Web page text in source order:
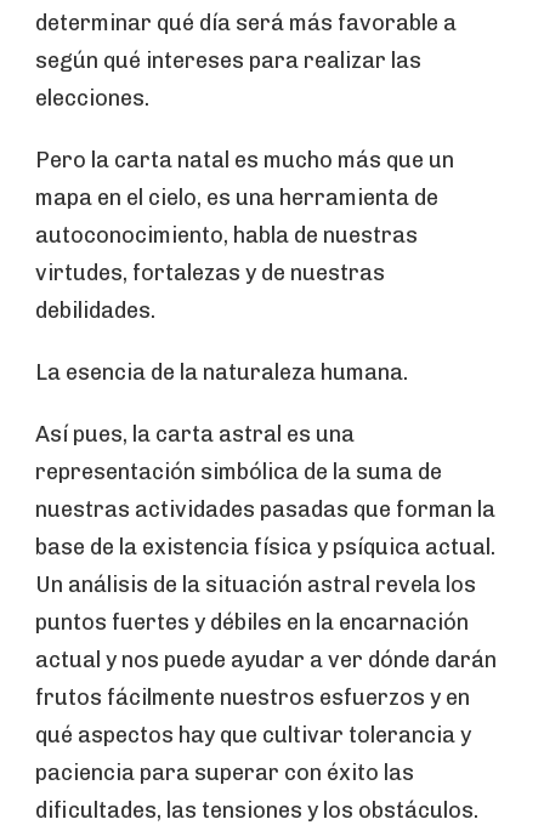
determinar qué día será más favorable a
según qué intereses para realizar las
elecciones.
Pero la carta natal es mucho más que un
mapa en el cielo, es una herramienta de
autoconocimiento, habla de nuestras
virtudes, fortalezas y de nuestras
debilidades.
La esencia de la naturaleza humana.
Así pues, la carta astral es una
representación simbólica de la suma de
nuestras actividades pasadas que forman la
base de la existencia física y psíquica actual.
Un análisis de la situación astral revela los
puntos fuertes y débiles en la encarnación
actual y nos puede ayudar a ver dónde darán
frutos fácilmente nuestros esfuerzos y en
qué aspectos hay que cultivar tolerancia y
paciencia para superar con éxito las
dificultades, las tensiones y los obstáculos.